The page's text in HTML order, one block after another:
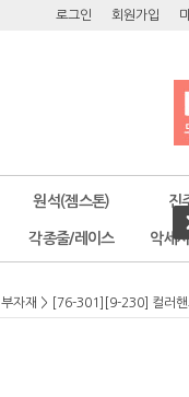
로그인 회원가입
원석(젬스톤) 진
각종줄/레이스 악세
부자재 > [76-301][9-230] 컬러핸